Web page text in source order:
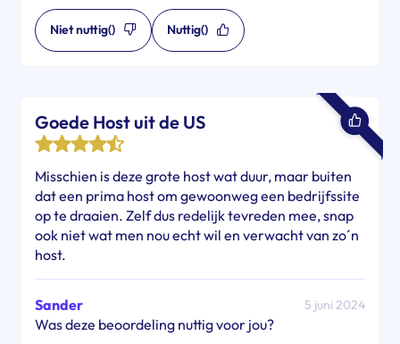
Niet nuttig() Nuttig()
Goede Host uit de US
Misschien is deze grote host wat duur, maar buiten
dat een prima host om gewoonweg een bedrijfssite
op te draaien. Zelf dus redelijk tevreden mee, snap
ook niet wat men nou echt wil en verwacht van zo´n
host.
Sander 5 juni 2024
Was deze beoordeling nuttig voor jou?